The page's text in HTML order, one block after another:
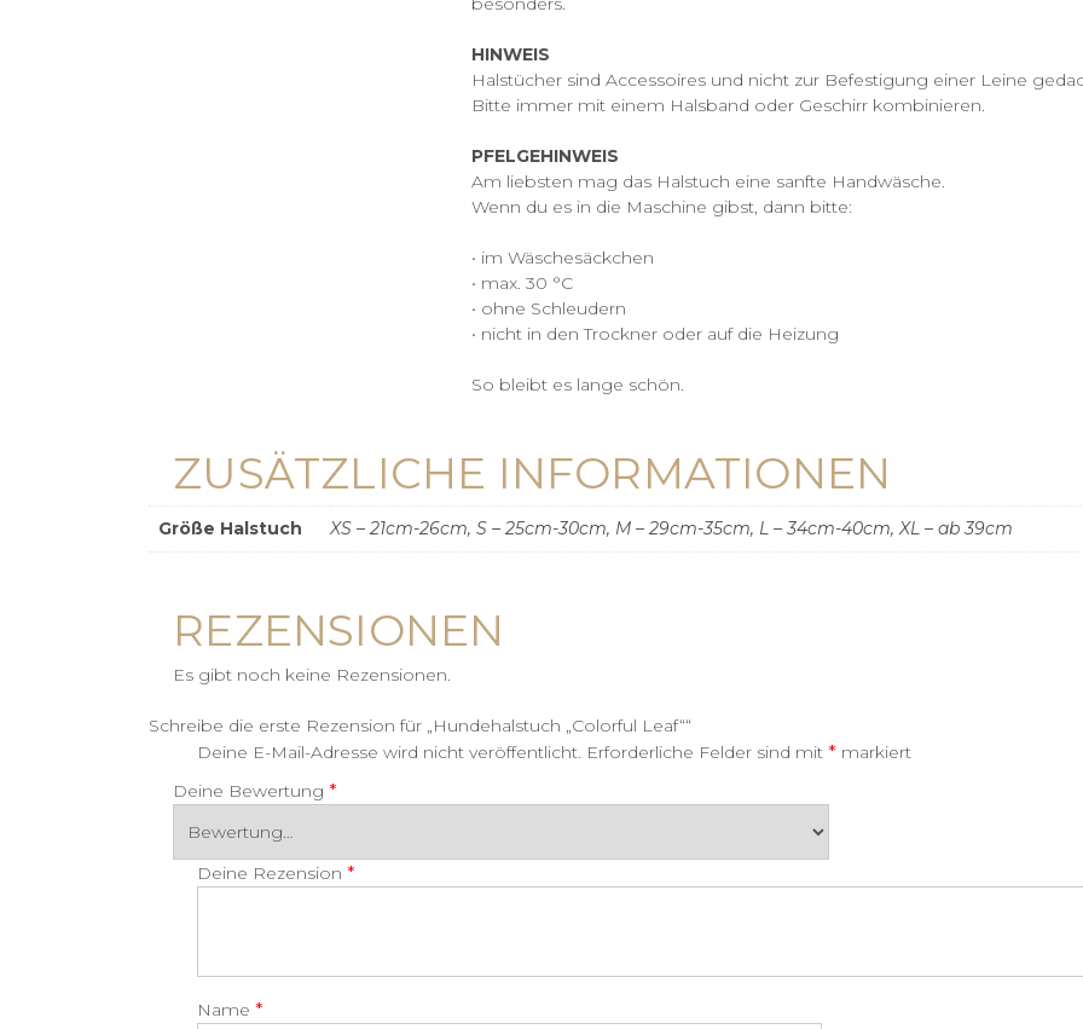
HINWEIS
Halstücher sind Accessoires und nicht zur Befestigung einer Leine
Bitte immer mit einem Halsband oder Geschirr kombinieren.
PFELGEHINWEIS
Am liebsten mag das Halstuch eine sanfte Handwäsche.
Wenn du es in die Maschine gibst, dann bitte:
• im Wäschesäckchen
• max. 30 °C
• ohne Schleudern
• nicht in den Trockner oder auf die Heizung
So bleibt es lange schön.
ZUSÄTZLICHE INFORMATIONEN
Größe Halstuch XS – 21cm-26cm, S – 25cm-30cm, M – 29cm-35cm, L – 34cm-40cm, XL – ab 39cm
REZENSIONEN
Es gibt noch keine Rezensionen.
Schreibe die erste Rezension für „Hundehalstuch „Colorful Leaf““
Deine E-Mail-Adresse wird nicht veröffentlicht. Erforderliche Felder sind mit* markiert
Deine Bewertung*
Deine Rezension*
Name*